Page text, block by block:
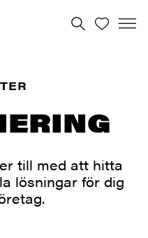
till med att hitta
lösningar för dig